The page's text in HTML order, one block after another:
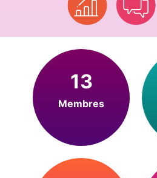
13
Membres